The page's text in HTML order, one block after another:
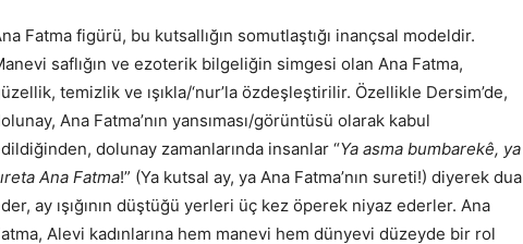
Fatma figürü, bu kutsallığın somutlaştığı inançsal modeldir.
saflığın ve ezoterik bilgeliğin simgesi olan Ana Fatma,
temizlik ve ışıkla/‘nur’la özdeşleştirilir. Özellikle Dersim’de,
Ana Fatma’nın yansıması/görüntüsü olarak kabul
dolunay zamanlarında insanlar “Ya asma bumbarekê, ya
Ana Fatma!” (Ya kutsal ay, ya Ana Fatma’nın sureti!) diyerek dua
ay ışığının düştüğü yerleri üç kez öperek niyaz ederler. Ana
Alevi kadınlarına hem manevi hem dünyevi düzeyde bir rol